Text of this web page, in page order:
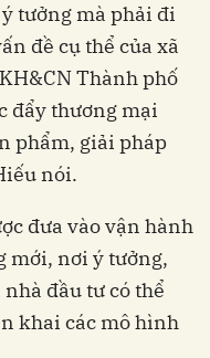
tưởng mà phải đi
đề cụ thể của xã
Thành phố
đẩy thương mại
phẩm, giải pháp
nói.
đưa vào vận hành
mới, nơi ý tưởng,
đầu tư có thể
khai các mô hình